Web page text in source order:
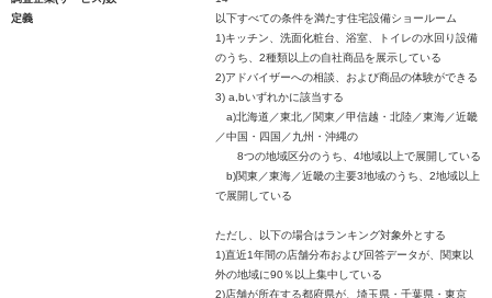
定義
以下すべての条件を満たす住宅設備ショールーム
1)キッチン、洗面化粧台、浴室、トイレの水回り設備
のうち、2種類以上の自社商品を展示している
2)アドバイザーへの相談、および商品の体験ができる
3) a,bいずれかに該当する
a)北海道／東北／関東／甲信越・北陸／東海／近畿
／中国・四国／九州・沖縄の
8つの地域区分のうち、4地域以上で展開している
b)関東／東海／近畿の主要3地域のうち、2地域以上
で展開している
ただし、以下の場合はランキング対象外とする
1)直近1年間の店舗分布および回答データが、関東以
外の地域に90％以上集中している
2)店舗が所在する都府県が、埼玉県・千葉県・東京